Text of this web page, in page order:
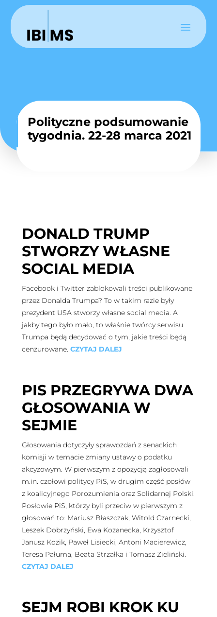
Polityczne podsumowanie
tygodnia. 22-28 marca 2021
DONALD TRUMP
STWORZY WŁASNE
SOCIAL MEDIA
Facebook i Twitter zablokowali treści publikowane
przez Donalda Trumpa? To w takim razie były
prezydent USA stworzy własne social media. A
jakby tego było mało, to właśnie twórcy serwisu
Trumpa będą decydować o tym, jakie treści będą
cenzurowane. CZYTAJ DALEJ
PIS PRZEGRYWA DWA
GŁOSOWANIA W
SEJMIE
Głosowania dotyczyły sprawozdań z senackich
komisji w temacie zmiany ustawy o podatku
akcyzowym. W pierwszym z opozycją zagłosowali
m.in. czołowi politycy PiS, w drugim część posłów
z koalicyjnego Porozumienia oraz Solidarnej Polski.
Posłowie PiS, którzy byli przeciw w pierwszym z
głosowań to: Mariusz Błaszczak, Witold Czarnecki,
Leszek Dobrzyński, Ewa Kozanecka, Krzysztof
Janusz Kozik, Paweł Lisiecki, Antoni Macierewicz,
Teresa Pałuma, Beata Strzałka i Tomasz Zieliński.
CZYTAJ DALEJ
SEJM ROBI KROK KU